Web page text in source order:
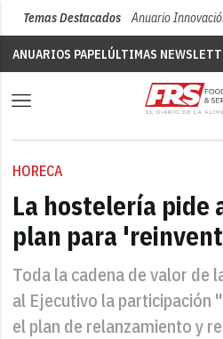
Temas Destacados Anuario
ANUARIOS PAPELÚLTIMAS
HORECA
La hostelería pide
plan para
Toda la cadena de valor de
al Ejecutivo la participación
el plan de relanzamiento y